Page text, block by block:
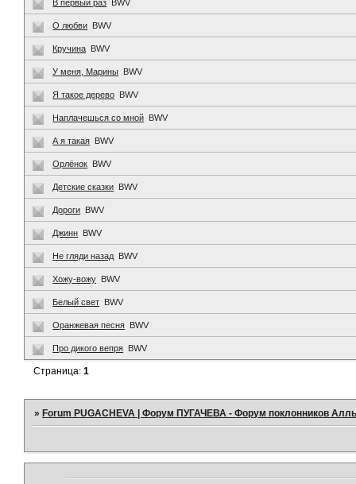
В первый раз BWV
О любви BWV
Кручина BWV
У меня, Марины BWV
Я такое дерево BWV
Наплачешься со мной BWV
А я такая BWV
Орлёнок BWV
Детские сказки BWV
Дороги BWV
Джинн BWV
Не гляди назад BWV
Хожу-вожу BWV
Белый свет BWV
Оранжевая песня BWV
Про дикого вепря BWV
Страница:1
»Forum PUGACHEVA | Форум ПУГАЧЕВА - Форум поклонников